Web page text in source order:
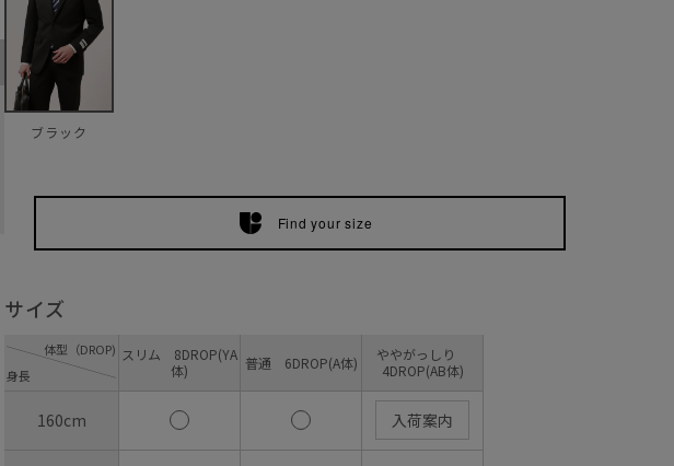
ブラック
Find your size
サイズ
身長
体型（DROP) スリム 8DROP(YA
体)
普通 6DROP(A体)
ややがっしり
4DROP(AB体)
160cm 入荷案内